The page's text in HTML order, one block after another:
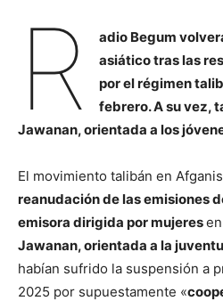
R
adio Begum
asiático tras las
por el régimen
febrero. A su vez,
Jawanan, orientada a los
El movimiento talibán en
reanudación de las emisiones
emisora dirigida por mujeres
Jawanan, orientada a la
habían sufrido la suspensión a
2025 por supuestamente «